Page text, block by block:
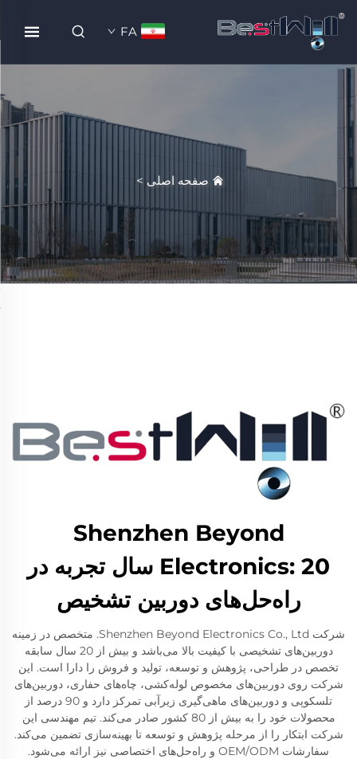
FA
صفحه اصلی >
Shenzhen Beyond
Electronics: 20 سال تجربه در
راه‌حل‌های دوربین تشخیص
شرکت Shenzhen Beyond Electronics Co., Ltd. متخصص در زمینه
دوربین‌های تشخیصی با کیفیت بالا می‌باشد و بیش از 20 سال سابقه
تخصص در طراحی، پژوهش و توسعه، تولید و فروش را دارا است. این
شرکت روی دوربین‌های مخصوص لوله‌کشی، چاه‌های حفاری، دوربین‌های
تلسکوپی و دوربین‌های ماهی‌گیری زیرآبی تمرکز دارد و 90 درصد از
محصولات خود را به بیش از 80 کشور صادر می‌کند. تیم مهندسی این
شرکت ابتکار را از مرحله پژوهش و توسعه تا بهینه‌سازی تضمین می‌کند.
سفارشات OEM/ODM و راه‌حل‌های اختصاصی نیز ارائه می‌شود.